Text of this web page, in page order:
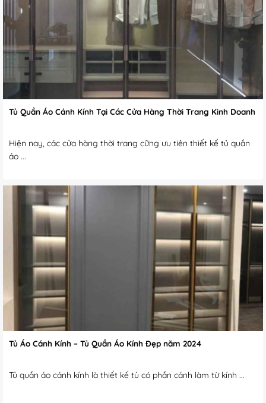
Tủ Quần Áo Cánh Kính Tại Các Cửa Hàng Thời Trang Kinh Doanh
Hiện nay, các cửa hàng thời trang cững ưu tiên thiết kế tủ quần
áo ...
Tủ Áo Cánh Kính – Tủ Quần Áo Kính Đẹp năm 2024
Tủ quần áo cánh kính là thiết kế tủ có phần cánh làm từ kính ...